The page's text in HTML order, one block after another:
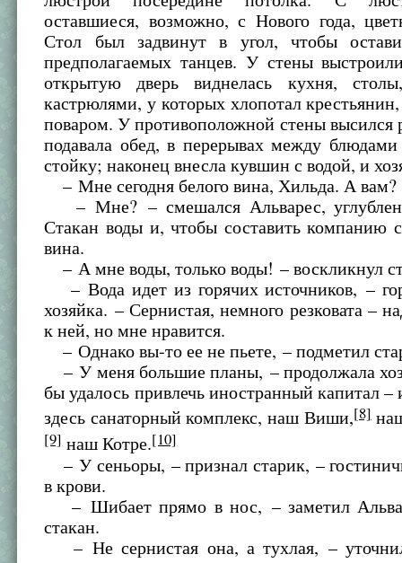
оставшиеся, возможно, с Нового года,
Стол был задвинут в угол, чтобы
предполагаемых танцев. У стены
открытую дверь виднелась кухня,
кастрюлями, у которых хлопотал
поваром. У противоположной стены высился
подавала обед, в перерывах между блюдами
стойку; наконец внесла кувшин с водой, и
– Мне сегодня белого вина, Хильда. А вам?
– Мне? – смешался Альварес,
Стакан воды и, чтобы составить компанию
вина.
– А мне воды, только воды! – воскликнул
– Вода идет из горячих источников, –
хозяйка. – Сернистая, немного резковата –
к ней, но мне нравится.
– Однако вы-то ее не пьете, – подметил
– У меня большие планы, – продолжала
бы удалось привлечь иностранный капитал
здесь санаторный комплекс, наш Виши,[8]
[9]наш Котре.[10]
– У сеньоры, – признал старик, –
в крови.
– Шибает прямо в нос, – заметил
стакан.
– Не сернистая она, а тухлая, –